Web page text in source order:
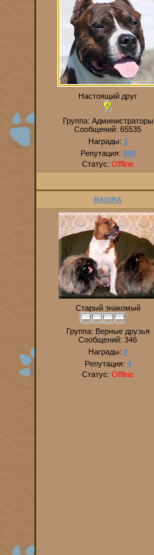
Настоящий друг
Группа: Администраторы
Сообщений: 65535
Награды: 3
Репутация: 890
Статус: Offline
BAGIRA
Старый знакомый
Группа: Верные друзья
Сообщений: 346
Награды: 0
Репутация: 4
Статус: Offline